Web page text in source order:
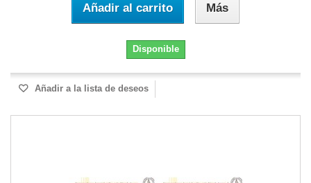
Añadir al carrito Más
Disponible
Añadir a la lista de deseos